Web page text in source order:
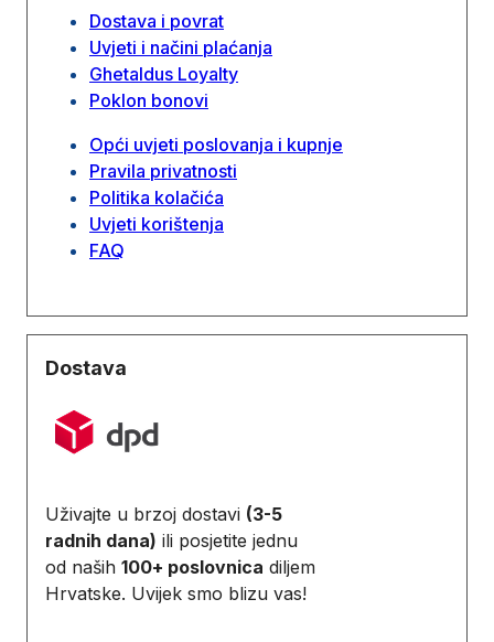
Dostava i povrat
Uvjeti i načini plaćanja
Ghetaldus Loyalty
Poklon bonovi
Opći uvjeti poslovanja i kupnje
Pravila privatnosti
Politika kolačića
Uvjeti korištenja
FAQ
Dostava
Uživajte u brzoj dostavi (3-5
radnih dana) ili posjetite jednu
od naših 100+ poslovnica diljem
Hrvatske. Uvijek smo blizu vas!